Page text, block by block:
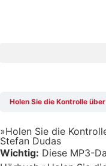
Holen Sie die Kontrolle
»Holen Sie die
Stefan Dudas
Wichtig: Diese MP3-